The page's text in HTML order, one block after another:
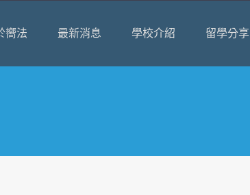
嚮法 最新消息 學校介紹 留學分享